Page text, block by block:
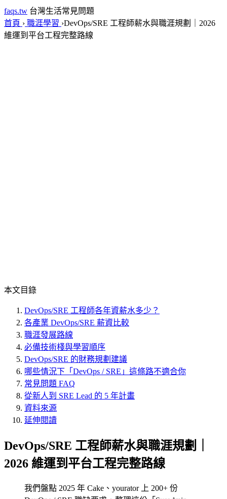
faqs.tw 台灣生活常見問題
首頁 › 職涯學習 ›DevOps/SRE 工程師薪水與職涯規劃｜2026
維運到平台工程完整路線
本文目錄
DevOps/SRE 工程師各年資薪水多少？
各產業 DevOps/SRE 薪資比較
職涯發展路線
必備技術棧與學習順序
DevOps/SRE 的財務規劃建議
哪些情況下「DevOps / SRE」這條路不適合你
常見問題 FAQ
從新人到 SRE Lead 的 5 年計畫
資料來源
延伸閱讀
DevOps/SRE 工程師薪水與職涯規劃｜
2026 維運到平台工程完整路線
我們盤點 2025 年 Cake、yourator 上 200+ 份